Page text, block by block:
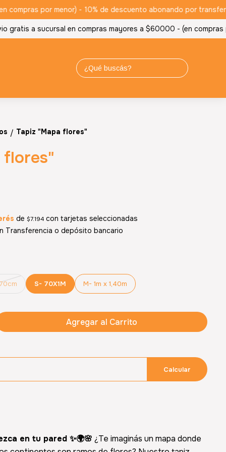
por menor) - 10% de descuento abonando por
a sucursal en compras mayores a $60000 - (en compras
/ Tapiz "Mapa flores"
flores"
de $7.194con tarjetas seleccionadas
Transferencia o depósito bancario
S- 70X1M M- 1m x 1,40m
Agregar al Carrito
Calcular
en tu pared ✨🌍🌸 ¿Te imaginás un mapa donde